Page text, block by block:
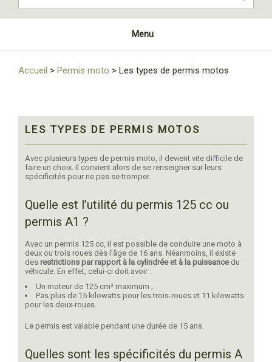
Menu
Accueil > Permis moto > Les types de permis motos
LES TYPES DE PERMIS MOTOS
Avec plusieurs types de permis moto, il devient vite difficile de
faire un choix. Il convient alors de se renseigner sur leurs
spécificités pour ne pas se tromper.
Quelle est l’utilité du permis 125 cc ou
permis A1 ?
Avec un permis 125 cc, il est possible de conduire une moto à
deux ou trois roues dès l’âge de 16 ans. Néanmoins, il existe
des restrictions par rapport à la cylindrée et à la puissancedu
véhicule. En effet, celui-ci doit avoir :
Un moteur de 125 cm³ maximum ;
Pas plus de 15 kilowatts pour les trois-roues et 11 kilowatts
pour les deux-roues.
Le permis est valable pendant une durée de 15 ans.
Quelles sont les spécificités du permis A